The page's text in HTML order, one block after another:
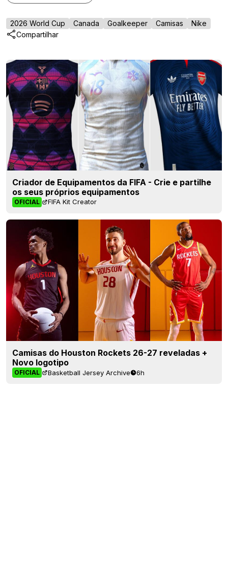
2026 World Cup Canada Goalkeeper Camisas
Nike
Compartilhar
Criador de Equipamentos da FIFA - Crie e partilhe
os seus próprios equipamentos
OFICIAL FIFA Kit Creator
Camisas do Houston Rockets 26-27 reveladas +
Novo logotipo
OFICIAL Basketball Jersey Archive 6h